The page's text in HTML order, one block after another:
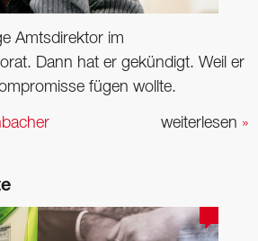
Amtsdirektor im
Dann hat er gekündigt. Weil er
fügen wollte.
weiterlesen »